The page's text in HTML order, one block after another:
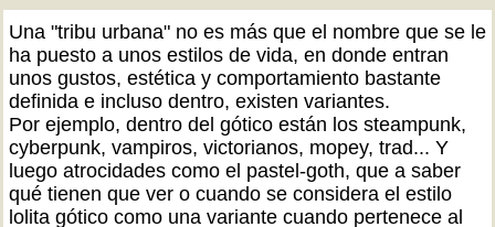
Una "tribu urbana" no es más que el nombre que se le
ha puesto a unos estilos de vida, en donde entran
unos gustos, estética y comportamiento bastante
definida e incluso dentro, existen variantes.
Por ejemplo, dentro del gótico están los steampunk,
cyberpunk, vampiros, victorianos, mopey, trad... Y
luego atrocidades como el pastel-goth, que a saber
qué tienen que ver o cuando se considera el estilo
lolita gótico como una variante cuando pertenece al